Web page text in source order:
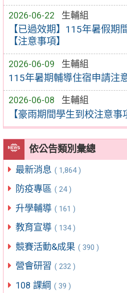
2026-06-22 生輔組
【已過效期】115年暑假期
【注意事項】
2026-06-09 生輔組
115年暑期輔導住宿申請注
2026-06-08 生輔組
【豪雨期間學生到校注意事
依公告類別彙總
最新消息 ( 1,864 )
防疫專區 ( 24 )
升學輔導 ( 161 )
教育宣導 ( 134 )
競賽活動&成果 ( 390 )
營會研習 ( 232 )
108 課綱 ( 39 )